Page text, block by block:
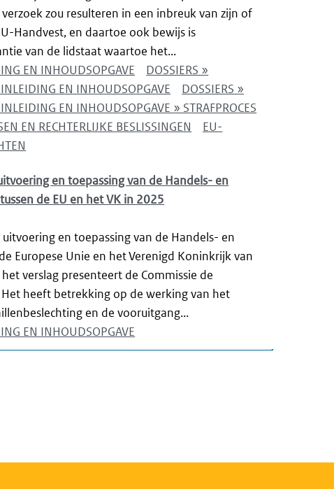
zou resulteren in een inbreuk van zijn of
Handvest, en daartoe ook bewijs is
van de lidstaat waartoe het...
EN INHOUDSOPGAVE
DOSSIERS »
EN INHOUDSOPGAVE
DOSSIERS »
EN INHOUDSOPGAVE » STRAFPROCES
EN RECHTERLIJKE BESLISSINGEN
EU-
en toepassing van de Handels- en
de EU en het VK in 2025
en toepassing van de Handels- en
Europese Unie en het Verenigd Koninkrijk van
verslag presenteert de Commissie de
heeft betrekking op de werking van het
en de vooruitgang...
EN INHOUDSOPGAVE